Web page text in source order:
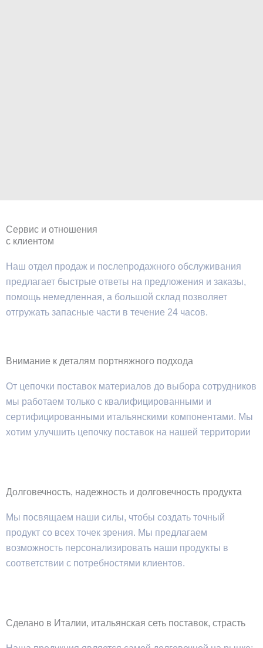
Сервис и отношения
с клиентом
Наш отдел продаж и послепродажного обслуживания
предлагает быстрые ответы на предложения и заказы,
помощь немедленная, а большой склад позволяет
отгружать запасные части в течение 24 часов.
Внимание к деталям портняжного подхода
От цепочки поставок материалов до выбора сотрудников
мы работаем только с квалифицированными и
сертифицированными итальянскими компонентами. Мы
хотим улучшить цепочку поставок на нашей территории
Долговечность, надежность и долговечность продукта
Мы посвящаем наши силы, чтобы создать точный
продукт со всех точек зрения. Мы предлагаем
возможность персонализировать наши продукты в
соответствии с потребностями клиентов.
Сделано в Италии, итальянская сеть поставок, страсть